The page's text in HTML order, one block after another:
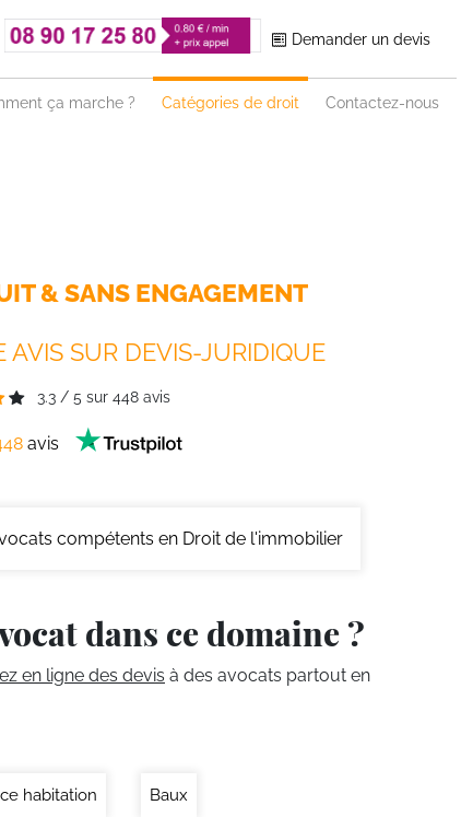
Demander un devis
ça marche ? Catégories de droit Contactez-nous
& SANS ENGAGEMENT
AVIS SUR DEVIS-JURIDIQUE
3.3 / 5 sur 448 avis
avis
compétents en Droit de l'immobilier
dans ce domaine ?
en ligne des devis à des avocats partout en
habitation Baux